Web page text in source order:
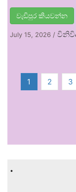
වැඩිපුර කියවන්න
July 15, 2026 /
1 2 3
.